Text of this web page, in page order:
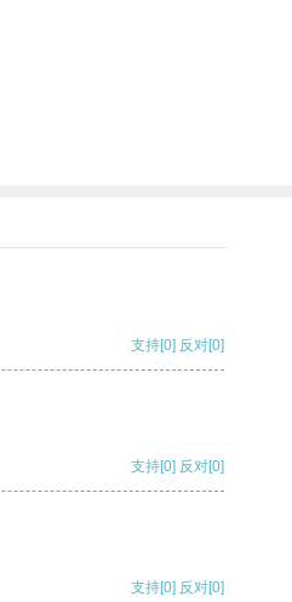
支持[0] 反对[0]
支持[0] 反对[0]
支持[0] 反对[0]